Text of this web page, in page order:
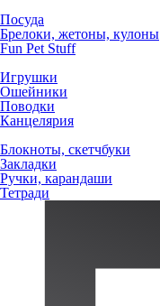
Посуда
Брелоки, жетоны, кулоны
Fun Pet Stuff
Игрушки
Ошейники
Поводки
Канцелярия
Блокноты, скетчбуки
Закладки
Ручки, карандаши
Тетради